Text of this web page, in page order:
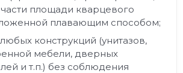
площади кварцевого
плавающим способом;
конструкций (унитазов,
мебели, дверных
и т.п.) без соблюдения